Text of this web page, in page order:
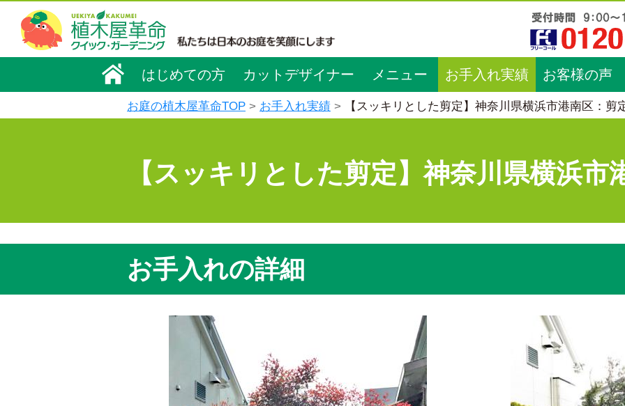
はじめての方 カットデザイナー メニュー お手入れ実績 お客様の声
お庭の植木屋革命TOP お手入れ実績 【スッキリとした剪定】神奈川県横浜市港南区：剪
【スッキリとした剪定】神奈川県横浜市
お手入れの詳細